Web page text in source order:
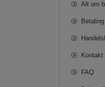
Alt om
Betaling
Kontakt
FAQ